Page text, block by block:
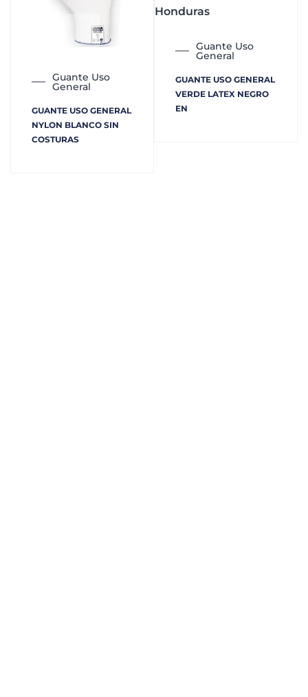
Guante Uso
General
GUANTE USO GENERAL
NYLON BLANCO SIN
COSTURAS
Guante Uso
General
GUANTE USO GENERAL
VERDE LATEX NEGRO
EN